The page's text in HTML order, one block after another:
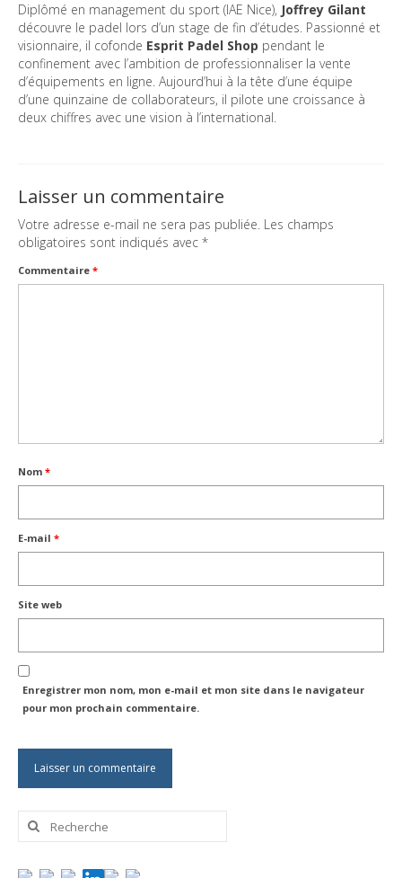
Diplômé en management du sport (IAE Nice), Joffrey Gilant
découvre le padel lors d’un stage de fin d’études. Passionné et
visionnaire, il cofonde Esprit Padel Shop pendant le
confinement avec l’ambition de professionnaliser la vente
d’équipements en ligne. Aujourd’hui à la tête d’une équipe
d’une quinzaine de collaborateurs, il pilote une croissance à
deux chiffres avec une vision à l’international.
Laisser un commentaire
Votre adresse e-mail ne sera pas publiée. Les champs
obligatoires sont indiqués avec *
Commentaire *
Nom *
E-mail *
Site web
Enregistrer mon nom, mon e-mail et mon site dans le navigateur
pour mon prochain commentaire.
Rechercher